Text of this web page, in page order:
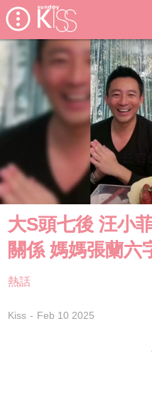
大S頭七後 汪小
關係 媽媽張蘭六
熱話
Kiss Feb 10 2025